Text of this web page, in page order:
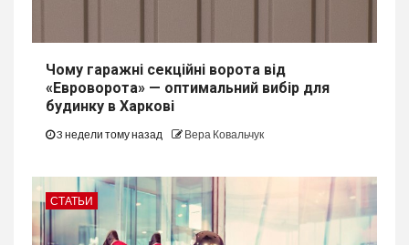
Чому гаражні секційні ворота від
«Евроворота» — оптимальний вибір для
будинку в Харкові
3 недели тому назад Вера Ковальчук
СТАТЬИ